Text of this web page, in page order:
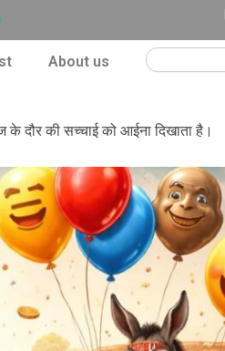
About us Search
दौर की सच्चाई को आईना दिखाता है।